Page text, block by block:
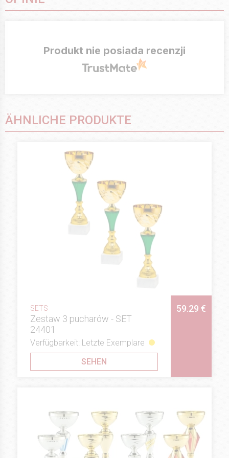
Produkt nie posiada recenzji
ÄHNLICHE PRODUKTE
SETS
Zestaw 3 pucharów - SET
24401
59.29 €
Verfügbarkeit: Letzte Exemplare
SEHEN